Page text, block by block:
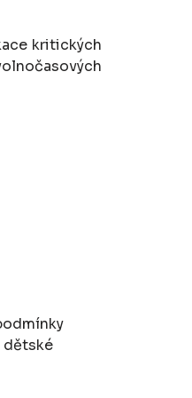
kritických
dětské